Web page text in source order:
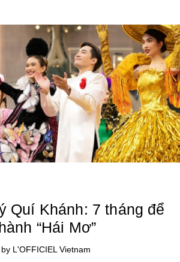
Quí Khánh: 7 tháng để
“Hái Mơ”
L'OFFICIEL Vietnam